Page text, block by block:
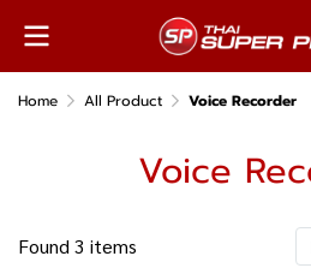
Home All Product Voice Recorder
Voice
Found 3 items